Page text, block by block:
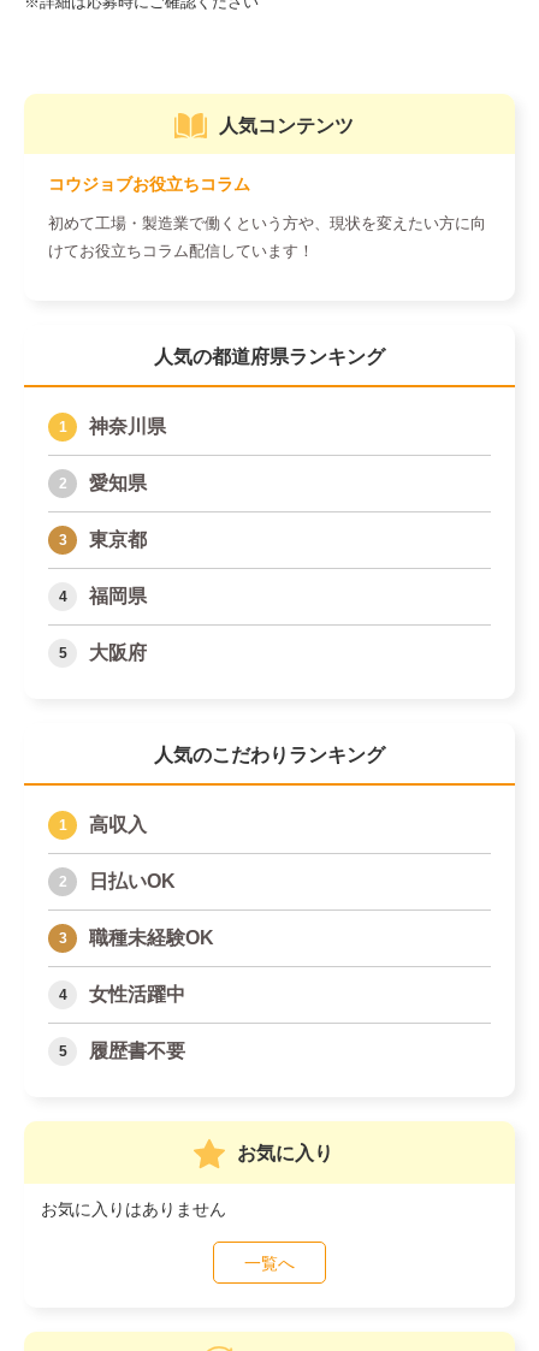
人気コンテンツ
コウジョブお役立ちコラム
初めて工場・製造業で働くという方や、現状を変えたい方に向
けてお役立ちコラム配信しています！
人気の都道府県ランキング
神奈川県
愛知県
東京都
福岡県
大阪府
人気のこだわりランキング
高収入
日払いOK
職種未経験OK
女性活躍中
履歴書不要
お気に入り
お気に入りはありません
一覧へ